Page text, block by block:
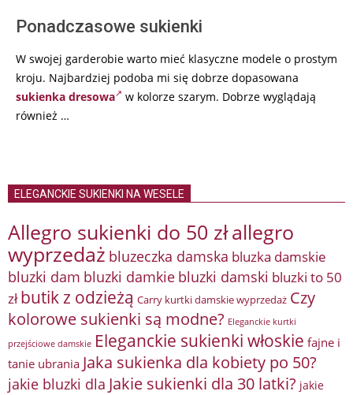
Ponadczasowe sukienki
W swojej garderobie warto mieć klasyczne modele o prostym
kroju. Najbardziej podoba mi się dobrze dopasowana
sukienka dresowa
w kolorze szarym. Dobrze wyglądają
również …
ELEGANCKIE SUKIENKI NA WESELE
Allegro sukienki do 50 złallegro
wyprzedaż bluzeczka damska bluzka damskie
bluzki dam bluzki damkie bluzki damski bluzki to 50
zł butik z odzieżą Carry kurtki damskie wyprzedaż Czy
kolorowe sukienki są modne? Eleganckie kurtki
przejściowe damskie Eleganckie sukienki włoskie fajne i
tanie ubrania Jaka sukienka dla kobiety po 50?
jakie bluzki dla Jakie sukienki dla 30 latki? jakie